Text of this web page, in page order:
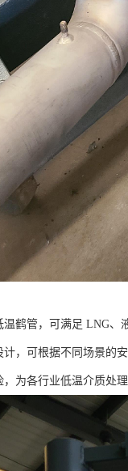
鹤管，可满足 LNG
，可根据不同场景的
为各行业低温介质处理